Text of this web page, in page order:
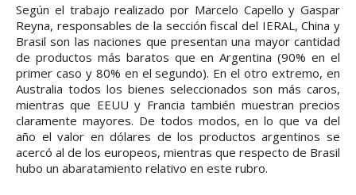
Según el trabajo realizado por Marcelo Capello y Gaspar
Reyna, responsables de la sección fiscal del IERAL, China y
Brasil son las naciones que presentan una mayor cantidad
de productos más baratos que en Argentina (90% en el
primer caso y 80% en el segundo). En el otro extremo, en
Australia todos los bienes seleccionados son más caros,
mientras que EEUU y Francia también muestran precios
claramente mayores. De todos modos, en lo que va del
año el valor en dólares de los productos argentinos se
acercó al de los europeos, mientras que respecto de Brasil
hubo un abaratamiento relativo en este rubro.